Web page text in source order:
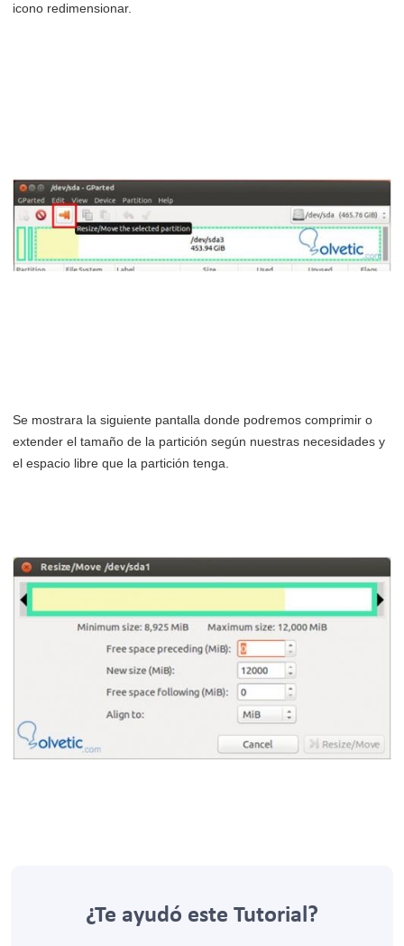
icono redimensionar.
Se mostrara la siguiente pantalla donde podremos comprimir o
extender el tamaño de la partición según nuestras necesidades y
el espacio libre que la partición tenga.
¿Te ayudó este Tutorial?